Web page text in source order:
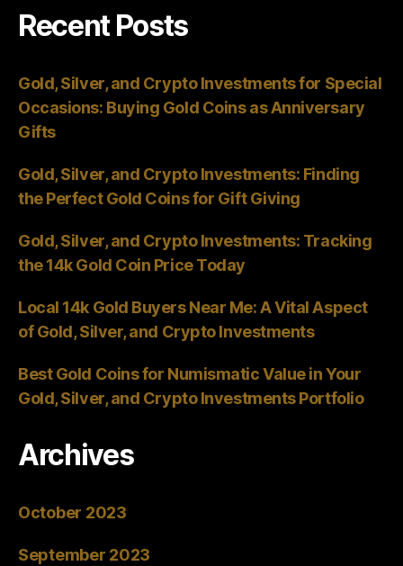
Recent Posts
Gold, Silver, and Crypto Investments for Special
Occasions: Buying Gold Coins as Anniversary
Gifts
Gold, Silver, and Crypto Investments: Finding
the Perfect Gold Coins for Gift Giving
Gold, Silver, and Crypto Investments: Tracking
the 14k Gold Coin Price Today
Local 14k Gold Buyers Near Me: A Vital Aspect
of Gold, Silver, and Crypto Investments
Best Gold Coins for Numismatic Value in Your
Gold, Silver, and Crypto Investments Portfolio
Archives
October 2023
September 2023